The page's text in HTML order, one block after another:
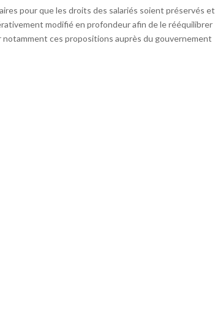
pour que les droits des salariés soient préservés et
modifié en profondeur afin de le rééquilibrer
notamment ces propositions auprès du gouvernement